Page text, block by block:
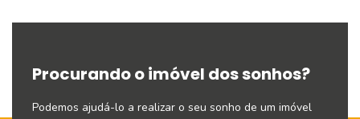
Procurando o imóvel dos sonhos?
Podemos ajudá-lo a realizar o seu sonho de um imóvel